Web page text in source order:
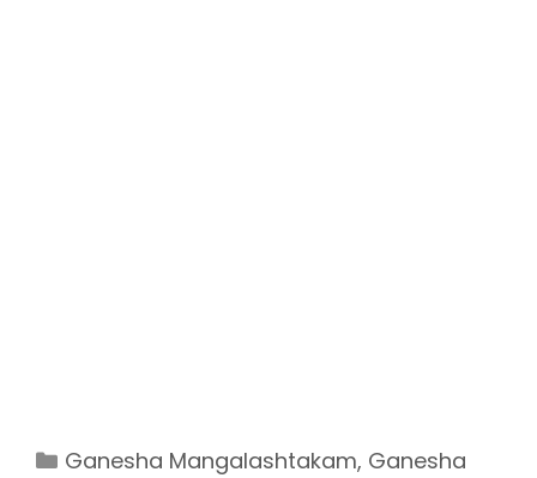
Categories
Ganesha Mangalashtakam, Ganesha